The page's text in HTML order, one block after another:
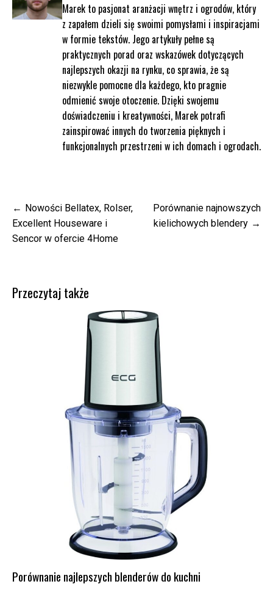
Marek to pasjonat aranżacji wnętrz i ogrodów, który
z zapałem dzieli się swoimi pomysłami i inspiracjami
w formie tekstów. Jego artykuły pełne są
praktycznych porad oraz wskazówek dotyczących
najlepszych okazji na rynku, co sprawia, że są
niezwykle pomocne dla każdego, kto pragnie
odmienić swoje otoczenie. Dzięki swojemu
doświadczeniu i kreatywności, Marek potrafi
zainspirować innych do tworzenia pięknych i
funkcjonalnych przestrzeni w ich domach i ogrodach.
Nawigacja
wpisu
Nowości Bellatex, Rolser,
Excellent Houseware i
Sencor w ofercie 4Home
Porównanie najnowszych
kielichowych blendery
Przeczytaj także
Porównanie najlepszych blenderów do kuchni